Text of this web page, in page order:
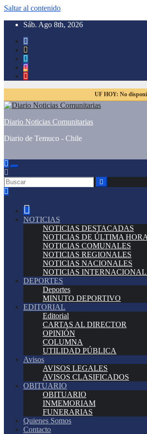
Saltar al contenido
Sáb. Ago 8th, 2026
UF HOY: No
Diario Noticias Comunitarias
Diario de Temuco - Chile
NOTICIAS
NOTICIAS DESTACADAS
NOTICIAS DE ÚLTIMA HORA
NOTICIAS COMUNALES
NOTICIAS REGIONALES
NOTICIAS NACIONALES
NOTICIAS
DEPORTES
Deportes
MINUTO DEPORTIVO
EDITORIAL
Editorial
CARTAS AL DIRECTOR
OPINIÓN
COLUMNA
UTILIDAD PÚBLICA
Avisos
AVISOS LEGALES
AVISOS CLASIFICADOS
OBITUARIO
OBITUARIO
INMEMORIAM
FUNERARIAS
Quienes Somos
Contacto